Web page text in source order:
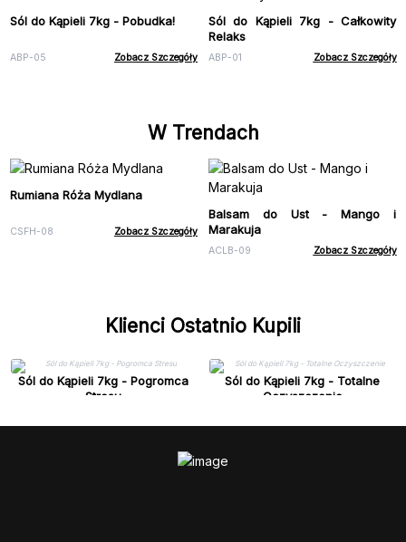
Sól do Kąpieli 7kg - Pobudka!
ABP-05 Zobacz Szczegóły
Sól do Kąpieli 7kg - Całkowity
Relaks
ABP-01 Zobacz Szczegóły
W Trendach
Rumiana Róża Mydlana
CSFH-08 Zobacz Szczegóły
Balsam do Ust - Mango i
Marakuja
ACLB-09 Zobacz Szczegóły
Klienci Ostatnio Kupili
Sól do Kąpieli 7kg - Pogromca
Stresu
Sól do Kąpieli 7kg - Totalne
Oczyszczenie